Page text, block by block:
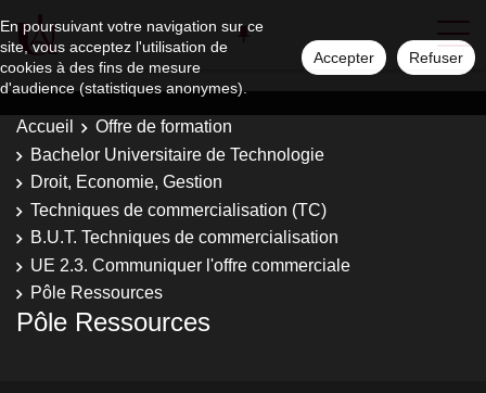
En poursuivant votre navigation sur ce
site, vous acceptez l'utilisation de
cookies à des fins de mesure
d'audience (statistiques anonymes).
Accepter Refuser
Accueil
Offre de formation
Bachelor Universitaire de Technologie
Droit, Economie, Gestion
Techniques de commercialisation (TC)
B.U.T. Techniques de commercialisation
UE 2.3. Communiquer l'offre commerciale
Pôle Ressources
Pôle Ressources